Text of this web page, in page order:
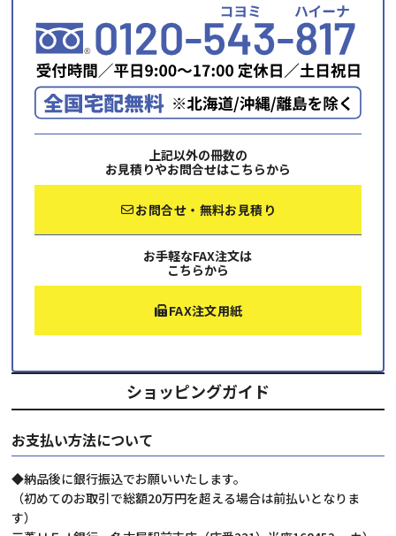
上記以外の冊数の
お見積りやお問合せはこちらから
お問合せ・無料お見積り
お手軽なFAX注文は
こちらから
FAX注文用紙
ショッピングガイド
お支払い方法について
◆納品後に銀行振込でお願いいたします。
（初めてのお取引で総額20万円を超える場合は前払いとなりま
す）